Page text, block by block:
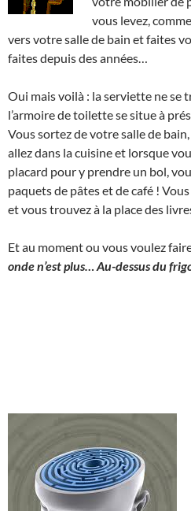
vous levez,
vers votre salle de bain et faites
faites depuis des années…
Oui mais voilà : la serviette ne se
l’armoire de toilette se situe à
Vous sortez de votre salle de
allez dans la cuisine et lorsque
placard pour y prendre un bol,
paquets de pâtes et de café !
et vous trouvez à la place des
Et au moment ou vous voulez
onde n’est plus… Au-dessus du